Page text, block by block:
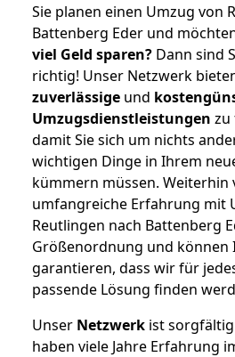
Sie planen einen Umzug von
Battenberg Eder und
viel Geld sparen? Dann sind
richtig! Unser Netzwerk
zuverlässige und
Umzugsdienstleistungen zu
damit Sie sich um nichts
wichtigen Dinge in Ihrem
kümmern müssen.
umfangreiche Erfahrung mit
Reutlingen nach Battenberg
Größenordnung und können
garantieren, dass wir für
passende Lösung finden
Unser Netzwerk ist
haben viele Jahre Erfahrung